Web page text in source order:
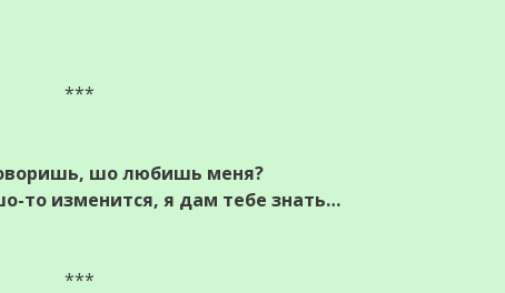
***
шо любишь меня?
то изменится, я дам тебе знать…
***